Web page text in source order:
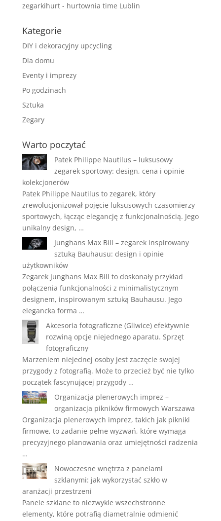
zegarkihurt - hurtownia time Lublin
Kategorie
DIY i dekoracyjny upcycling
Dla domu
Eventy i imprezy
Po godzinach
Sztuka
Zegary
Warto poczytać
Patek Philippe Nautilus – luksusowy
zegarek sportowy: design, cena i opinie
kolekcjonerów
Patek Philippe Nautilus to zegarek, który
zrewolucjonizował pojęcie luksusowych czasomierzy
sportowych, łącząc elegancję z funkcjonalnością. Jego
unikalny design, …
Junghans Max Bill – zegarek inspirowany
sztuką Bauhausu: design i opinie
użytkowników
Zegarek Junghans Max Bill to doskonały przykład
połączenia funkcjonalności z minimalistycznym
designem, inspirowanym sztuką Bauhausu. Jego
elegancka forma …
Akcesoria fotograficzne (Gliwice) efektywnie
rozwiną opcje niejednego aparatu. Sprzęt
fotograficzny
Marzeniem niejednej osoby jest zaczęcie swojej
przygody z fotografią. Może to przecież być nie tylko
początek fascynującej przygody …
Organizacja plenerowych imprez –
organizacja pikników firmowych Warszawa
Organizacja plenerowych imprez, takich jak pikniki
firmowe, to zadanie pełne wyzwań, które wymaga
precyzyjnego planowania oraz umiejętności radzenia
…
Nowoczesne wnętrza z panelami
szklanymi: jak wykorzystać szkło w
aranżacji przestrzeni
Panele szklane to niezwykle wszechstronne
elementy, które potrafią diametralnie odmienić